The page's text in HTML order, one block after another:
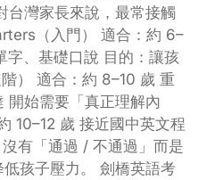
台灣家長來說，最常接觸
（入門） 適合：約 6–
字、基礎口說 目的：讓孩
） 適合：約 8–10 歲 重
開始需要「真正理解內
10–12 歲 接近國中英文程
有「通過 / 不通過」而是
孩子壓力。 劍橋英語考